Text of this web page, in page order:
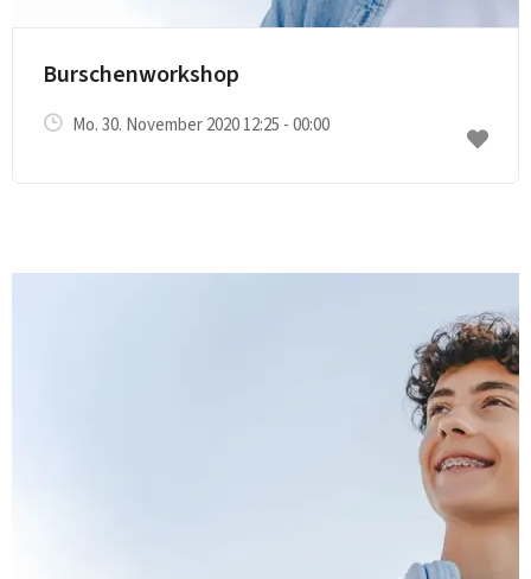
Burschenworkshop
Mo. 30. November 2020 12:25 - 00:00